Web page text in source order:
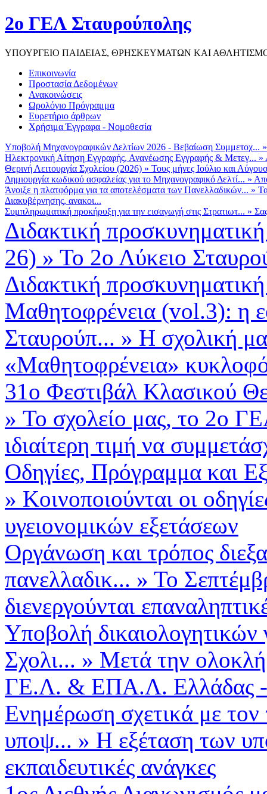
2ο ΓΕΛ Σταυρούπολης
ΥΠΟΥΡΓΕΙΟ ΠΑΙΔΕΙΑΣ, ΘΡΗΣΚΕΥΜΑΤΩΝ ΚΑΙ
Επικοινωνία
Προστασία Δεδομένων
Ανακοινώσεις
Ωρολόγιο Πρόγραμμα
Ευρετήριο άρθρων
Χρήσιμα Έγγραφα - Νομοθεσία
Υποβολή Μηχανογραφικών Δελτίων 2026 - Βεβαίωση Συμμετοχ...
Ηλεκτρονική Αίτηση Εγγραφής, Ανανέωσης Εγγραφής & Μετεγ... »
Θερινή Λειτουργία Σχολείου (2026) » Τους μήνες Ιούλιο και
Δημιουργία κωδικού ασφαλείας για το Μηχανογραφικό Δελτί... »
Άνοιξε η πλατφόρμα για τα αποτελέσματα των Πανελλαδικών... »
Διακυβέρνησης, ανακοι...
Συμπληρωματική προκήρυξη για την εισαγωγή στις Στρατιωτ... »
Διδακτική
26) » Το 2ο Λύκειο
Διδακτική
Μαθητοφρένεια (vol.3): η
Σταυρούπ... » Η σχολική
«Μαθητοφρένεια»
31ο Φεστιβάλ Κλασικού
» Το σχολείο μας, το 2ο
ιδιαίτερη τιμή να
Οδηγίες, Πρόγραμμα και
» Κοινοποιούνται οι
υγειονομικών εξετάσεων
Οργάνωση και τρόπος
πανελλαδικ... » Το
διενεργούνται
Υποβολή
Σχολι... » Μετά την
ΓΕ.Λ. & ΕΠΑ.Λ. Ελλάδας
Ενημέρωση σχετικά με
υποψ... » Η εξέταση των
εκπαιδευτικές ανάγκες